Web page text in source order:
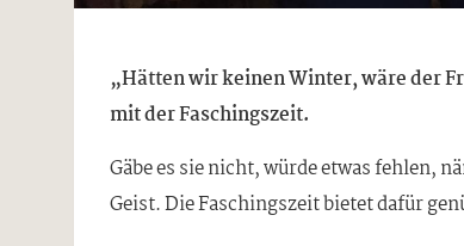
„Hätten wir keinen Winter, wäre der
mit der Faschingszeit.
Gäbe es sie nicht, würde etwas fehlen,
Geist. Die Faschingszeit bietet dafür